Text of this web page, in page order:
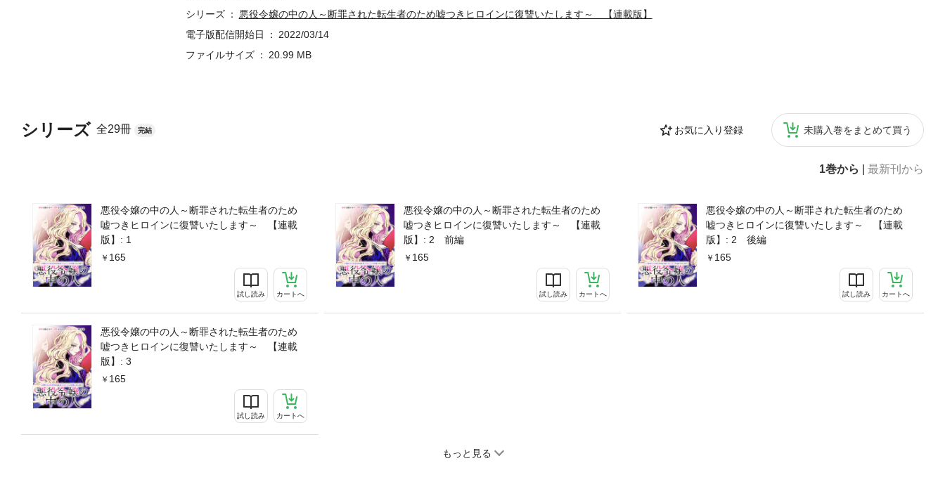
シリーズ 全29冊 完結 お気に入り登録 未購入巻をまとめて買う
1巻から 最新刊から
悪役令嬢の中の人～断罪された転生者のため
嘘つきヒロインに復讐いたします～ 【連載
版】: 1
165
試し読み カートへ
悪役令嬢の中の人～断罪された転生者のため
嘘つきヒロインに復讐いたします～ 【連載
版】: 2 前編
165
試し読み カートへ
悪役令嬢の中の人～断罪された転生者のため
嘘つきヒロインに復讐いたします～ 【連載
版】: 2 後編
165
試し読み カートへ
悪役令嬢の中の人～断罪された転生者のため
嘘つきヒロインに復讐いたします～ 【連載
版】: 3
165
試し読み カートへ
もっと見る
シリーズ
悪役令嬢の中の人～断罪された転生者のため嘘つきヒロインに復讐いたします～ 【連載版】
電子版配信開始日
2022/03/14
ファイルサイズ
20.99 MB